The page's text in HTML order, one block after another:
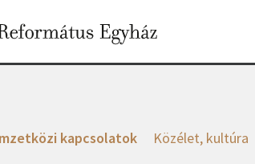
kapcsolatok Közélet, kultúra